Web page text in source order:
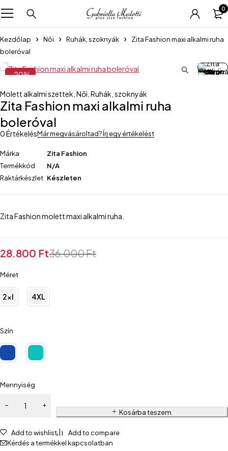
0
Kezdőlap Női Ruhák, szoknyák
Zita Fashion maxi alkalmi ruha
boleróval
-20%
Molett alkalmi szettek Női Ruhák, szoknyák
Zita Fashion maxi alkalmi ruha
boleróval
0 ÉrtékelésMár megvásároltad? Írj egy értékelést
Márka
Zita Fashion
Termékkód
N/A
Raktárkészlet Készleten
Zita Fashion molett maxi alkalmi ruha.
36.000Ft
28.800 Ft
Méret
2xl 4XL
Szín
Mennyiség
Kosárba teszem
Add to wishlist
Add to compare
Kérdés a termékkel kapcsolatban